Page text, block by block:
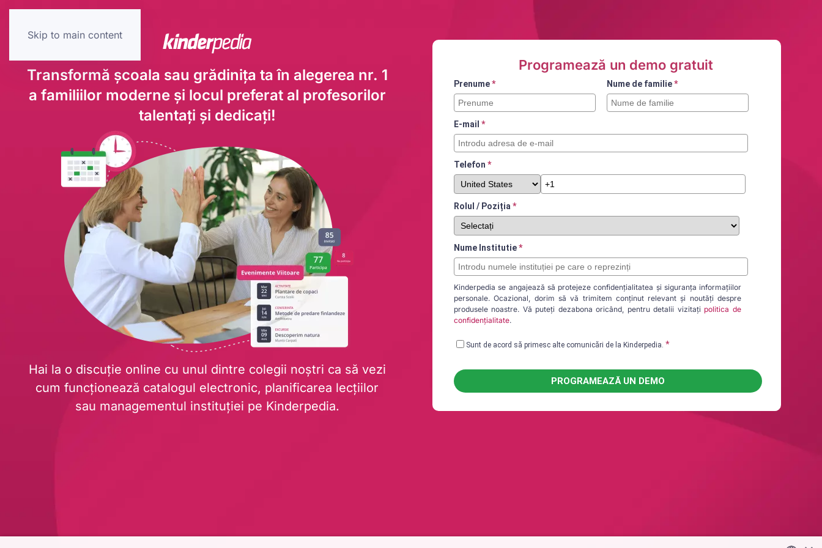
Skip to main content
Transformă școala sau grădinița ta în alegerea nr. 1
a familiilor moderne și locul preferat al profesorilor
talentați și dedicați!
Hai la o discuție online cu unul dintre colegii noștri ca să vezi
cum funcționează catalogul electronic, planificarea lecțiilor
sau managementul instituției pe Kinderpedia.
Programează un demo gratuit
Prenume* Nume de familie*
E-mail *
Telefon *
Rolul / Poziția *
Nume Institutie*
Kinderpedia se angajează să protejeze confidențialitatea și siguranța informațiilor
personale. Ocazional, dorim să vă trimitem conținut relevant și noutăți despre
produsele noastre. Vă puteți dezabona oricând, pentru detalii vizitați politica de
confidențialitate.
Sunt de acord să primesc alte comunicări de la Kinderpedia. *